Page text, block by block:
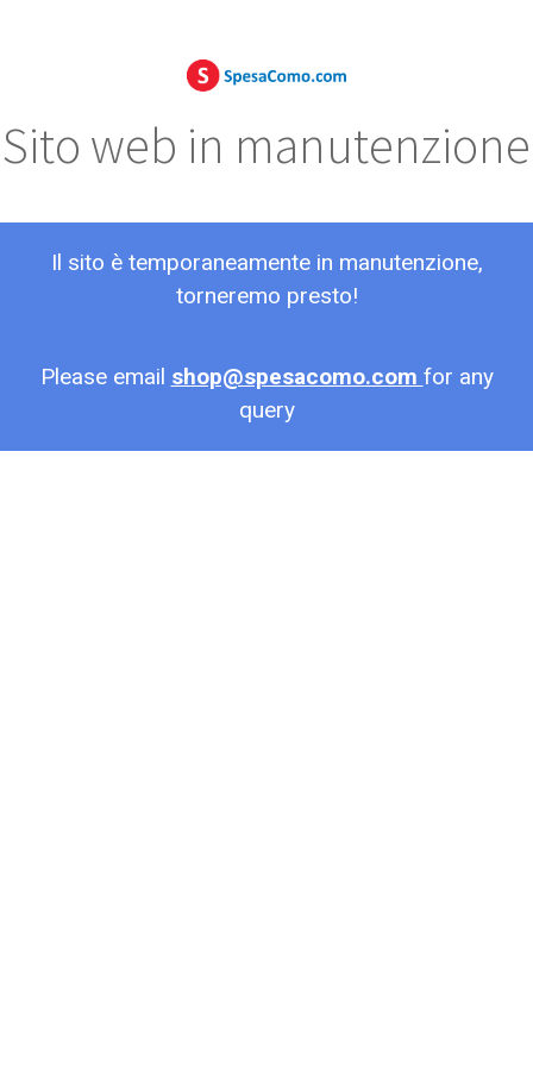
Sito web in manutenzione
Il sito è temporaneamente in manutenzione,
torneremo presto!
Please email shop@spesacomo.com for any
query